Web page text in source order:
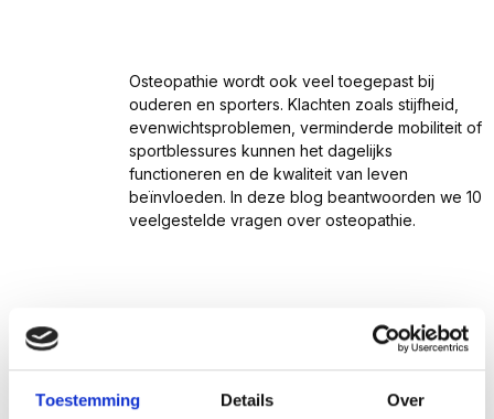
Toestemming Details Over
Osteopathie wordt ook veel toegepast bij
ouderen en sporters. Klachten zoals stijfheid,
evenwichtsproblemen, verminderde mobiliteit of
sportblessures kunnen het dagelijks
functioneren en de kwaliteit van leven
beïnvloeden. In deze blog beantwoorden we 10
veelgestelde vragen over osteopathie.